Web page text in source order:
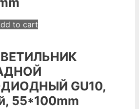
to cart
GU10,
55*100mm